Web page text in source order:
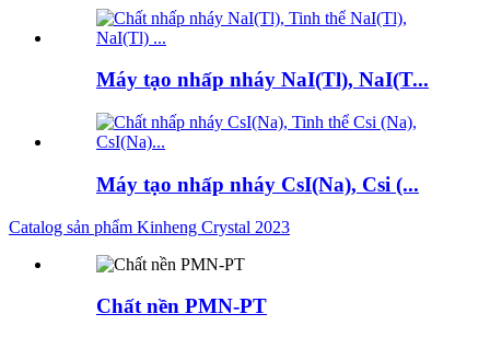
Máy tạo nhấp nháy NaI(Tl), NaI(T...
Máy tạo nhấp nháy CsI(Na), Csi (...
Catalog sản phẩm Kinheng Crystal 2023
Chất nền PMN-PT